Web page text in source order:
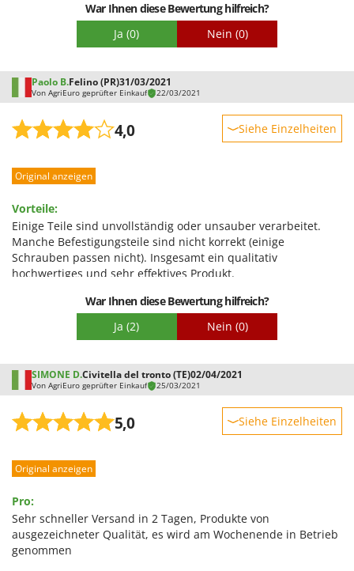
Smeg
Solidur
Spiralmac
Spring Protezione
Spyro
Stanley
Stiga
T
Tecla
TecnoGen
Tellarini Pompe
Tenco
Titania
Tornado
Tre Spade
Luftzufuhr vom Rost zu regulieren und die Hitze für ein
langsameres Garen von Fisch, Hähnchen usw. zu reduzieren.
War Ihnen diese Bewertung hilfreich?
Ja (0) Nein (0)
Paolo B.Felino (PR)31/03/2021
Von AgriEuro geprüfter Einkauf 22/03/2021
4,0 Siehe Einzelheiten
Leistung
Qualität / Preis
Schwierigkeitsgrad Zusammenbau
Verpackung
Original anzeigen
Vorteile:
Einige Teile sind unvollständig oder unsauber verarbeitet.
Manche Befestigungsteile sind nicht korrekt (einige
Schrauben passen nicht). Insgesamt ein qualitativ
hochwertiges und sehr effektives Produkt.
War Ihnen diese Bewertung hilfreich?
Ja (2) Nein (0)
SIMONE D.Civitella del tronto (TE)02/04/2021
Von AgriEuro geprüfter Einkauf 25/03/2021
5,0 Siehe Einzelheiten
Leistung
Qualität / Preis
Schwierigkeitsgrad Zusammenbau
Original anzeigen
Pro:
Sehr schneller Versand in 2 Tagen, Produkte von
ausgezeichneter Qualität, es wird am Wochenende in Betrieb
genommen